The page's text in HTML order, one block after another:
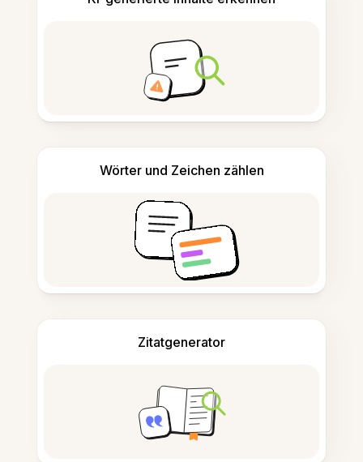
Wörter und Zeichen zählen
Zitatgenerator